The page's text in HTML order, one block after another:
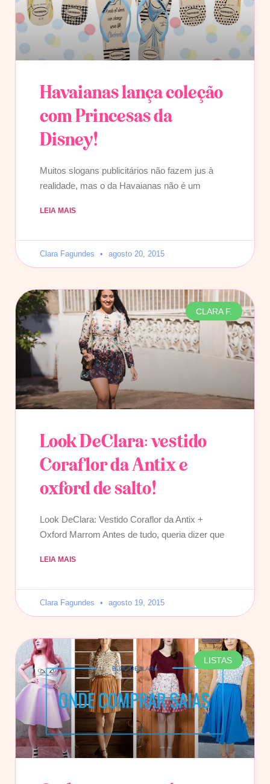
Havaianas lança coleção
com Princesas da
Disney!
Muitos slogans publicitários não fazem jus à
realidade, mas o da Havaianas não é um
LEIA MAIS
Clara Fagundes agosto 20, 2015
CLARA F.
Look DeClara: vestido
Coraflor da Antix e
oxford de salto!
Look DeClara: Vestido Coraflor da Antix +
Oxford Marrom Antes de tudo, queria dizer que
LEIA MAIS
Clara Fagundes agosto 19, 2015
LISTAS